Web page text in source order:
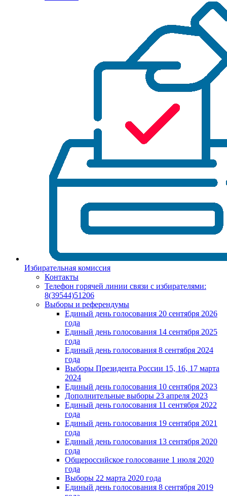
Избирательная комиссия
Контакты
Телефон горячей линии связи с избирателями:
8(39544)51206
Выборы и референдумы
Единый день голосования 20 сентября 2026
года
Единый день голосования 14 сентября 2025
года
Единый день голосования 8 сентября 2024
года
Выборы Президента России 15, 16, 17 марта
2024
Единый день голосования 10 сентября 2023
Дополнительные выборы 23 апреля 2023
Единый день голосования 11 сентября 2022
года
Единый день голосования 19 сентября 2021
года
Единый день голосования 13 сентября 2020
года
Общероссийское голосование 1 июля 2020
года
Выборы 22 марта 2020 года
Единый день голосования 8 сентября 2019